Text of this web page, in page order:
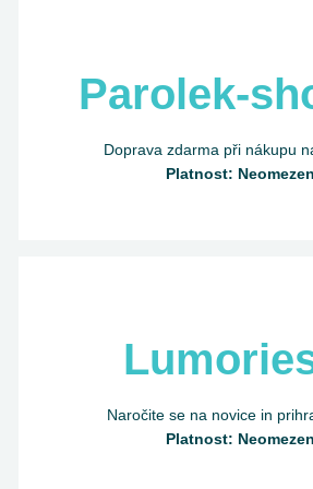
Parolek-
Doprava zdarma při nákupu
Platnost:
Naročite se na novice in
Platnost: